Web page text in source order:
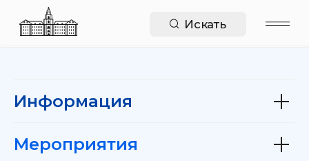
Информация
Мероприятия